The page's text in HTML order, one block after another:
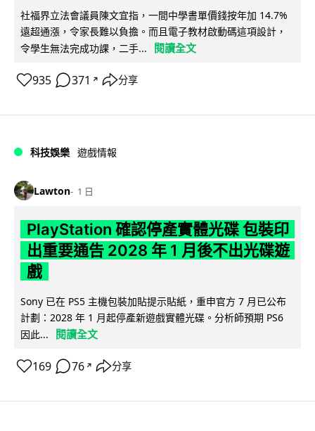
社福界立法會議員陳文宜指，一間中學書單價錢按年加 14.7%
遠超通漲，令家長難以負擔。而且電子教材啟動碼這項設計，
令學生無法完成功課，二手...
閱讀全文
935 371 ↗ 分享
科技娛樂 遊戲情報
Lawton 1 日
PlayStation 確認停產實體光碟 包裝印
出重要通告 2028 年 1 月後不出光碟遊
戲
Sony 已在 PS5 主機包裝加貼提示貼紙，重申官方 7 月已公布
計劃：2028 年 1 月起停產新遊戲實體光碟。分析師預期 PS6
因此...
閱讀全文
169 76 ↗ 分享